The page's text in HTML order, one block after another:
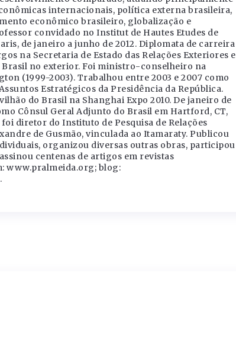
internacionais, política externa brasileira,
econômico brasileiro, globalização e
convidado no Institut de Hautes Etudes de
de janeiro a junho de 2012. Diplomata de carreira
na Secretaria de Estado das Relações Exteriores e
Brasil no exterior. Foi ministro-conselheiro na
(1999-2003). Trabalhou entre 2003 e 2007 como
Estratégicos da Presidência da República.
do Brasil na Shanghai Expo 2010. De janeiro de
Cônsul Geral Adjunto do Brasil em Hartford, CT,
foi diretor do Instituto de Pesquisa de Relações
de Gusmão, vinculada ao Itamaraty. Publicou
organizou diversas outras obras, participou
centenas de artigos em revistas
www.pralmeida.org; blog: